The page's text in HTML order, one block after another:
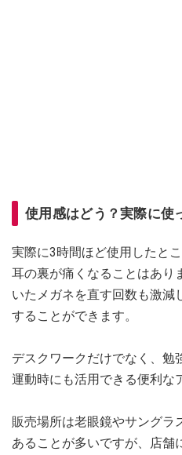
使用感はどう？実際に使
実際に3時間ほど使用したと
耳の裏が痛くなることはあり
いたメガネを直す回数も激減
することができます。
デスクワークだけでなく、勉
運動時にも活用できる便利な
販売場所は老眼鏡やサングラ
あることが多いですが、店舗